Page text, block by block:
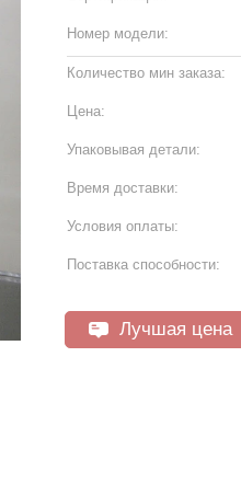
Номер модели:
Количество мин заказа:
Цена:
Упаковывая детали:
Время доставки:
Условия оплаты:
Поставка способности:
Лучшая цена